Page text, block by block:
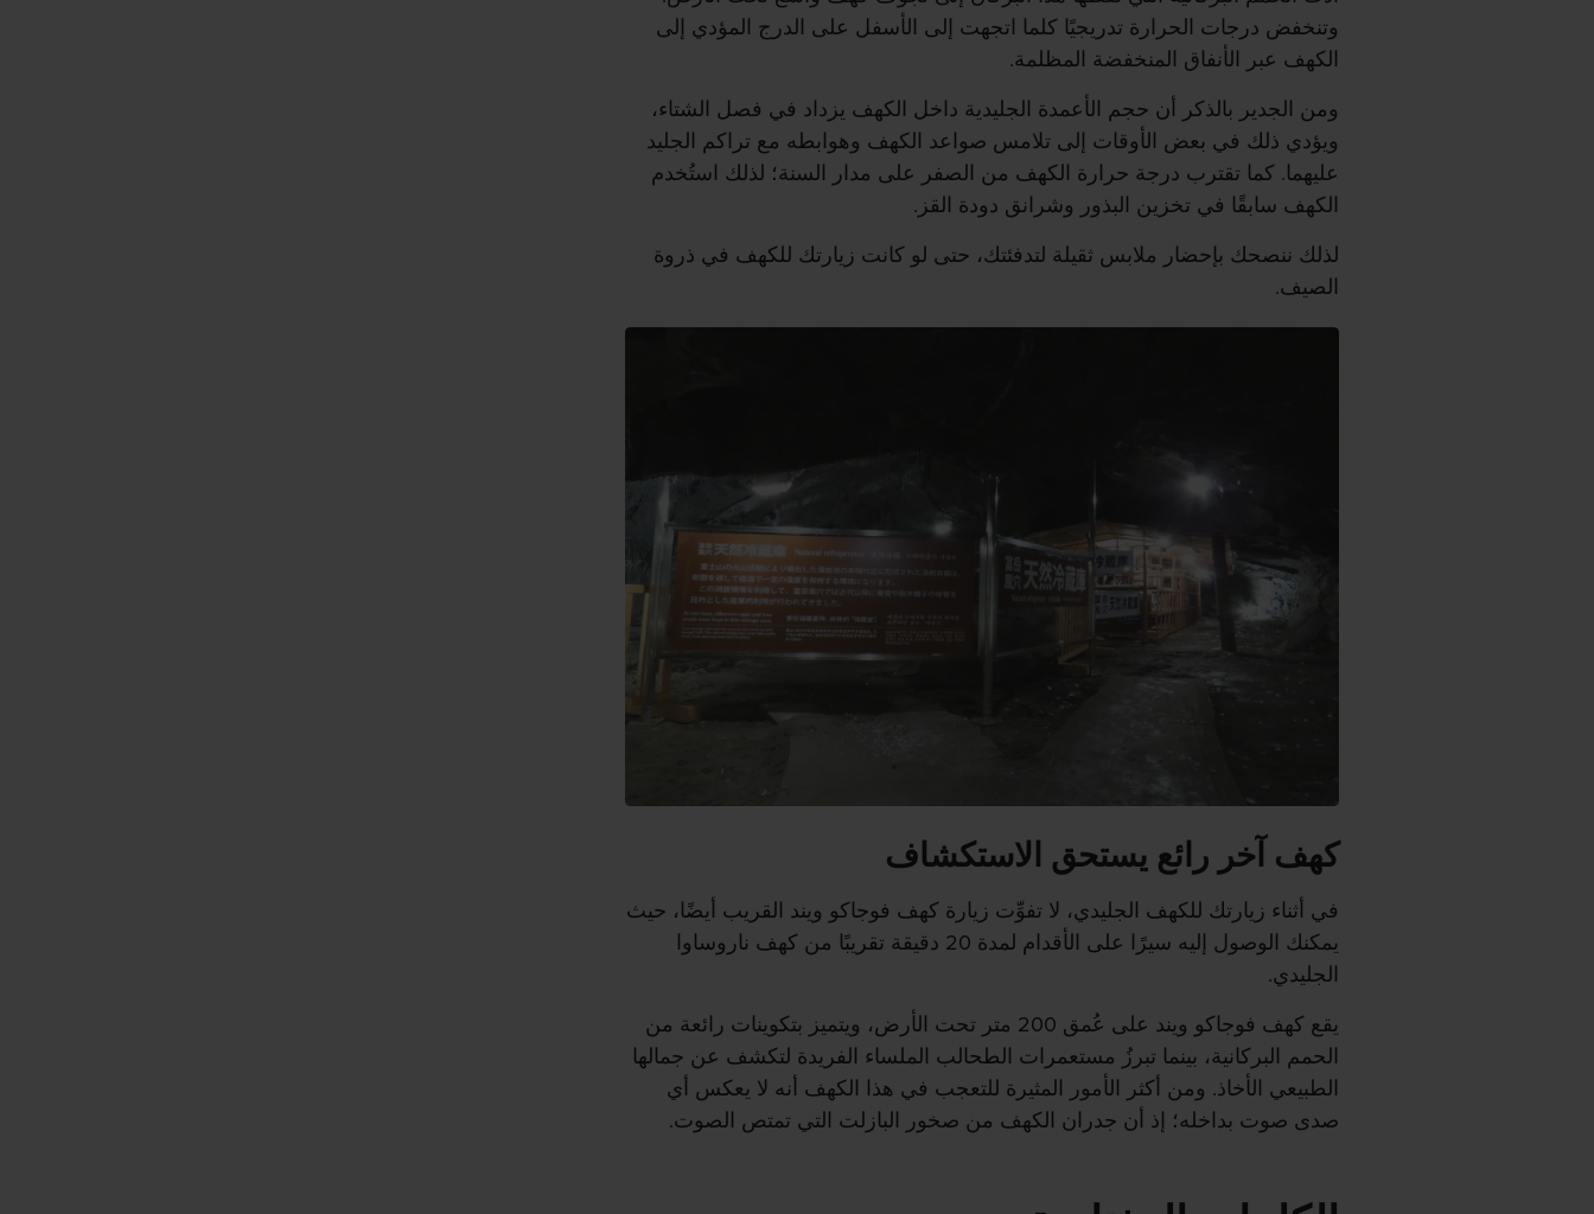
وتنخفض درجات الحرارة تدريجيًا كلما اتجهت إلى الأسفل على الدرج المؤدي إلى
الكهف عبر الأنفاق المنخفضة المظلمة.
ومن الجدير بالذكر أن حجم الأعمدة الجليدية داخل الكهف يزداد في فصل الشتاء،
ويؤدي ذلك في بعض الأوقات إلى تلامس صواعد الكهف وهوابطه مع تراكم الجليد
عليهما. كما تقترب درجة حرارة الكهف من الصفر على مدار السنة؛ لذلك استُخدم
الكهف سابقًا في تخزين البذور وشرانق دودة القز.
لذلك ننصحك بإحضار ملابس ثقيلة لتدفئتك، حتى لو كانت زيارتك للكهف في ذروة
الصيف.
كهف آخر رائع يستحق الاستكشاف
في أثناء زيارتك للكهف الجليدي، لا تفوِّت زيارة كهف فوجاكو ويند القريب أيضًا، حيث
يمكنك الوصول إليه سيرًا على الأقدام لمدة 20 دقيقة تقريبًا من كهف ناروساوا
الجليدي.
يقع كهف فوجاكو ويند على عُمق 200 متر تحت الأرض، ويتميز بتكوينات رائعة من
الحمم البركانية، بينما تبرزُ مستعمرات الطحالب الملساء الفريدة لتكشف عن جمالها
الطبيعي الأخاذ. ومن أكثر الأمور المثيرة للتعجب في هذا الكهف أنه لا يعكس أي
صدى صوت بداخله؛ إذ أن جدران الكهف من صخور البازلت التي تمتص الصوت.